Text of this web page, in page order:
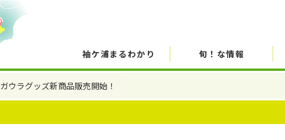
袖ケ浦まるわかり 旬！な情報
ガウラグッズ新商品販売開始！